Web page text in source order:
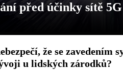
před účinky sítě 5G
že se
u lidských zárodků?